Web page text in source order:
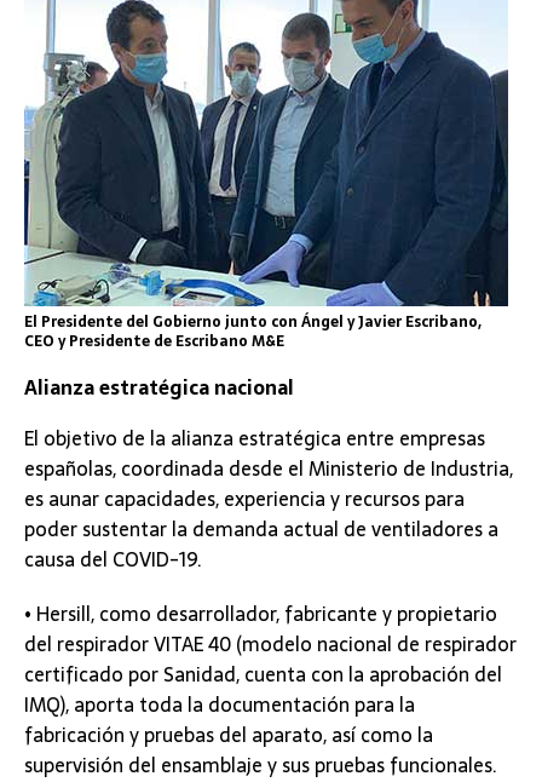
El Presidente del Gobierno junto con Ángel y Javier Escribano,
CEO y Presidente de Escribano M&E
Alianza estratégica nacional
El objetivo de la alianza estratégica entre empresas
españolas, coordinada desde el Ministerio de Industria,
es aunar capacidades, experiencia y recursos para
poder sustentar la demanda actual de ventiladores a
causa del COVID-19.
• Hersill, como desarrollador, fabricante y propietario
del respirador VITAE 40 (modelo nacional de respirador
certificado por Sanidad, cuenta con la aprobación del
IMQ), aporta toda la documentación para la
fabricación y pruebas del aparato, así como la
supervisión del ensamblaje y sus pruebas funcionales.